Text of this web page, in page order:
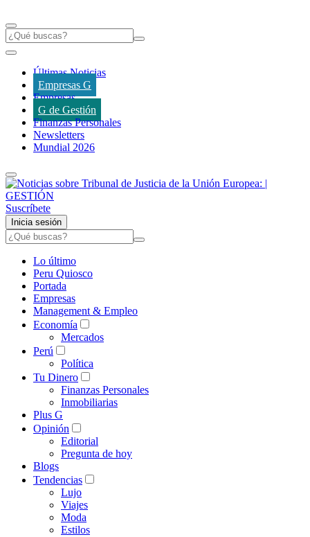
Últimas Noticias
Empresas G
Empresas
G de Gestión
Finanzas Personales
Newsletters
Mundial 2026
Suscríbete
Inicia sesión
Lo último
Peru Quiosco
Portada
Empresas
Management & Empleo
Economía
Mercados
Perú
Política
Tu Dinero
Finanzas Personales
Inmobiliarias
Plus G
Opinión
Editorial
Pregunta de hoy
Blogs
Tendencias
Lujo
Viajes
Moda
Estilos